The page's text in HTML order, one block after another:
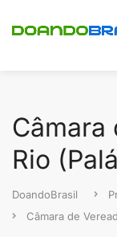
Câmara
Rio
DoandoBrasil
Câmara de